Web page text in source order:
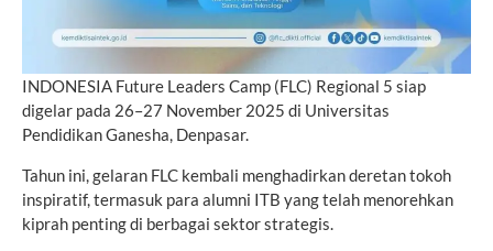
INDONESIA Future Leaders Camp (FLC) Regional 5 siap
digelar pada 26–27 November 2025 di Universitas
Pendidikan Ganesha, Denpasar.
Tahun ini, gelaran FLC kembali menghadirkan deretan tokoh
inspiratif, termasuk para alumni ITB yang telah menorehkan
kiprah penting di berbagai sektor strategis.